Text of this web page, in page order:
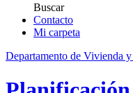
Buscar
Contacto
Mi carpeta
Departamento de Vivienda